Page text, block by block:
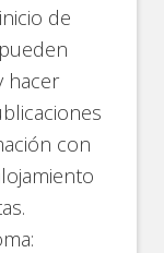
de
hacer
con